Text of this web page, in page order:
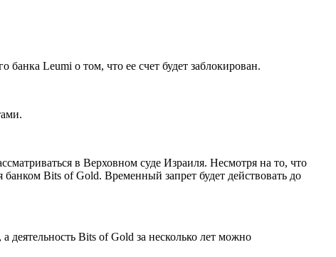
банка Leumi о том, что ее счет будет заблокирован.
в Верховном суде Израиля. Несмотря на то, что
Bits of Gold. Временный запрет будет действовать до
деятельность Bits of Gold за несколько лет можно